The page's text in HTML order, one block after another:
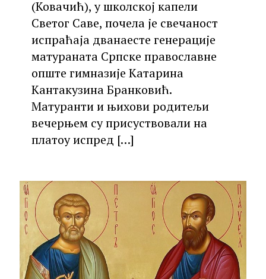
(Ковачић), у школској капели
Светог Саве, почела је свечаност
испраћаја дванаесте генерације
матураната Српске православне
опште гимназије Катарина
Кантакузина Бранковић.
Матуранти и њихови родитељи
вечерњем су присуствовали на
платоу испред […]